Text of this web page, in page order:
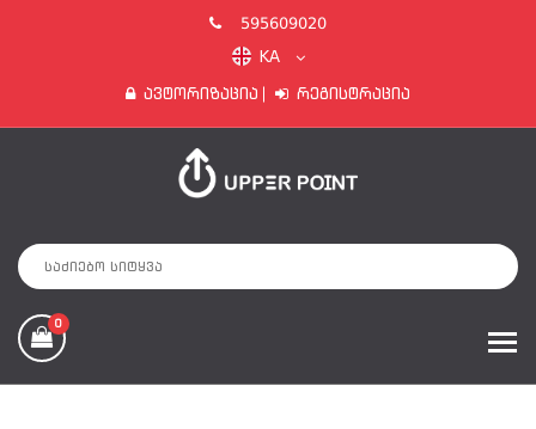
595609020
KA
Ავტორიზაცია
Რეგისტრაცია
0